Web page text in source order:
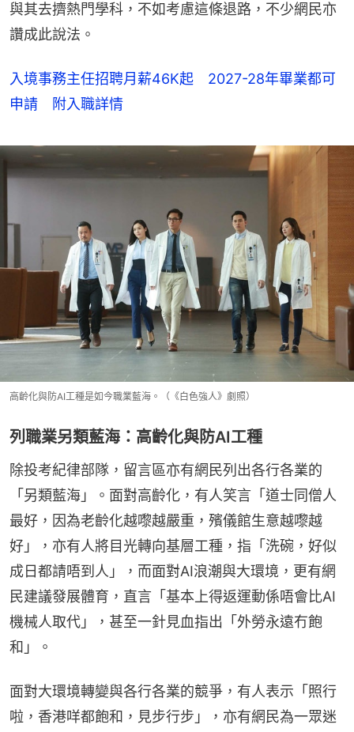
與其去擠熱門學科，不如考慮這條退路，不少網民亦
讚成此說法。
入境事務主任招聘月薪46K起 2027-28年畢業都可
申請 附入職詳情
高齡化與防AI工種是如今職業藍海。（《白色強人》劇照）
列職業另類藍海：高齡化與防AI工種
除投考紀律部隊，留言區亦有網民列出各行各業的
「另類藍海」。面對高齡化，有人笑言「道士同僧人
最好，因為老齡化越嚟越嚴重，殯儀館生意越嚟越
好」，亦有人將目光轉向基層工種，指「洗碗，好似
成日都請唔到人」，而面對AI浪潮與大環境，更有網
民建議發展體育，直言「基本上得返運動係唔會比AI
機械人取代」，甚至一針見血指出「外勞永遠冇飽
和」。
面對大環境轉變與各行各業的競爭，有人表示「照行
啦，香港咩都飽和，見步行步」，亦有網民為一眾迷